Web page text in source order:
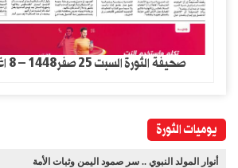
صحيفة الثورة السبت 25 صفر1448 – 8 اغسطس 2026
يوميات الثورة
أنوار المولد النبوي .. سر صمود اليمن وثبات الأمة